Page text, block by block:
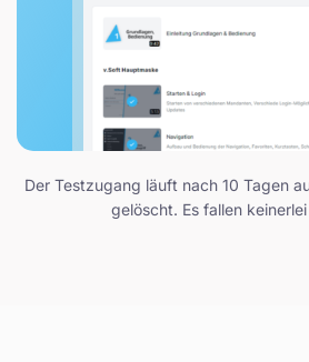
Der Testzugang läuft nach 10 Tagen
gelöscht. Es fallen